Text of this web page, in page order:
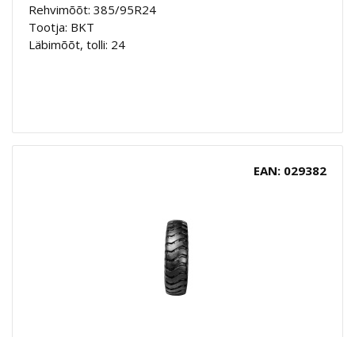
Rehvimõõt: 385/95R24
Tootja: BKT
Läbimõõt, tolli: 24
EAN: 029382